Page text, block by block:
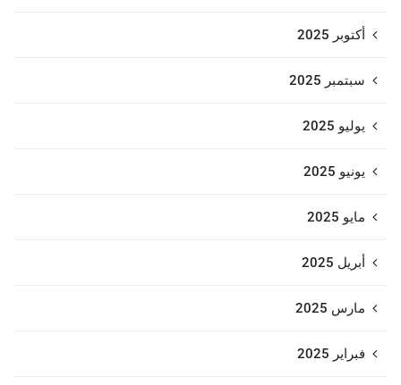
أكتوبر 2025
سبتمبر 2025
يوليو 2025
يونيو 2025
مايو 2025
أبريل 2025
مارس 2025
فبراير 2025